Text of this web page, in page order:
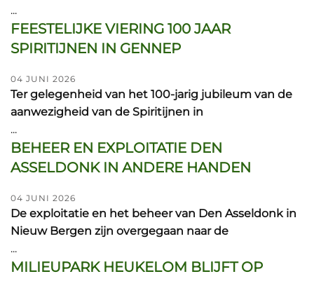
...
FEESTELIJKE VIERING 100 JAAR
SPIRITIJNEN IN GENNEP
04 JUNI 2026
Ter gelegenheid van het 100-jarig jubileum van de
aanwezigheid van de Spiritijnen in
...
BEHEER EN EXPLOITATIE DEN
ASSELDONK IN ANDERE HANDEN
04 JUNI 2026
De exploitatie en het beheer van Den Asseldonk in
Nieuw Bergen zijn overgegaan naar de
...
MILIEUPARK HEUKELOM BLIJFT OP